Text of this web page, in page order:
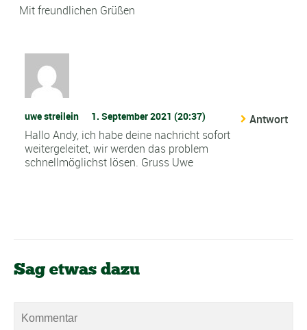
Mit freundlichen Grüßen
uwe streilein 1. September 2021 (20:37)
Antwort
Hallo Andy, ich habe deine nachricht sofort
weitergeleitet, wir werden das problem
schnellmöglichst lösen. Gruss Uwe
Sag etwas dazu